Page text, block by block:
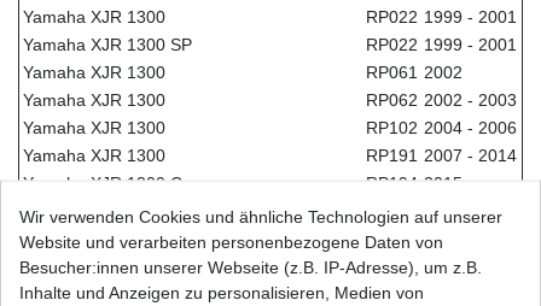
Yamaha XJR 1300
RP022 1999 - 2001
Yamaha XJR 1300 SP
RP022 1999 - 2001
Yamaha XJR 1300
RP061 2002
Yamaha XJR 1300
RP062 2002 - 2003
Yamaha XJR 1300
RP102 2004 - 2006
Yamaha XJR 1300
RP191 2007 - 2014
Yamaha XJR 1300 C
RP194 2015
Yamaha XSR 700 ABS MTM690
RM111 2016 - 2018
Yamaha XSR 700 ABS MTM690
RM112 2018 - 2020
Yamaha XSR 700 ABS MTM690-U
RM121
2016 - 2018
Yamaha XSR 700 ABS MTM690-U
RM122
Wir verwenden Cookies und ähnliche Technologien auf unserer
Website und verarbeiten personenbezogene Daten von
Besucher:innen unserer Webseite (z.B. IP-Adresse), um z.B.
Inhalte und Anzeigen zu personalisieren, Medien von